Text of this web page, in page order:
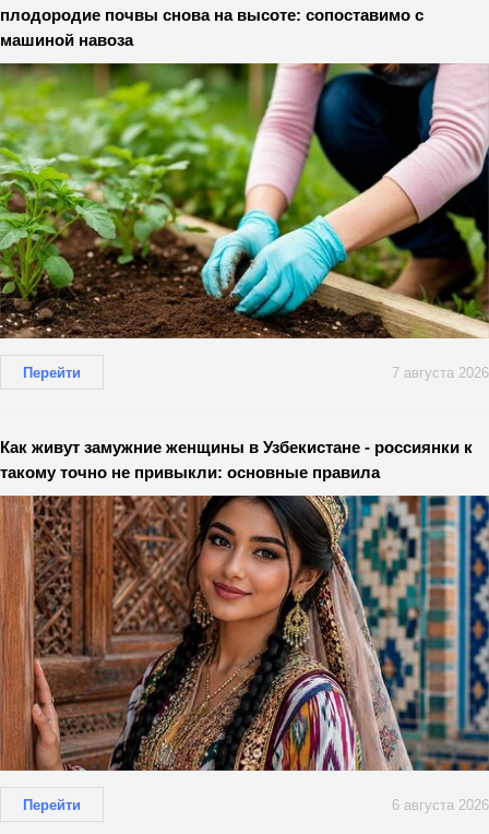
плодородие почвы снова на высоте: сопоставимо с
машиной навоза
Перейти 7 августа 2026
Как живут замужние женщины в Узбекистане - россиянки к
такому точно не привыкли: основные правила
Перейти 6 августа 2026